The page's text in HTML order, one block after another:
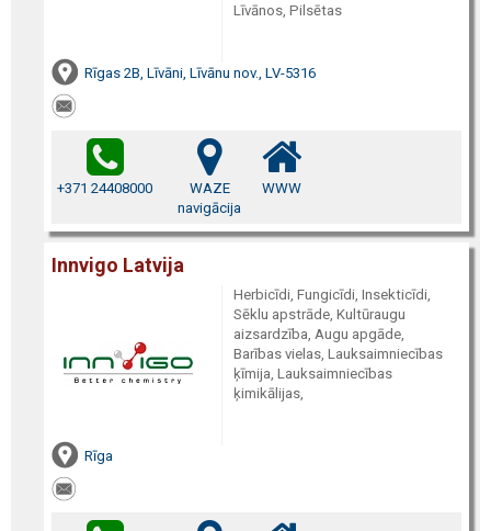
Līvānos, Pilsētas
Rīgas 2B, Līvāni, Līvānu nov., LV-5316
+371 24408000
WAZE
navigācija
WWW
Innvigo Latvija
Herbicīdi, Fungicīdi, Insekticīdi,
Sēklu apstrāde, Kultūraugu
aizsardzība, Augu apgāde,
Barības vielas, Lauksaimniecības
ķīmija, Lauksaimniecības
ķimikālijas,
Rīga